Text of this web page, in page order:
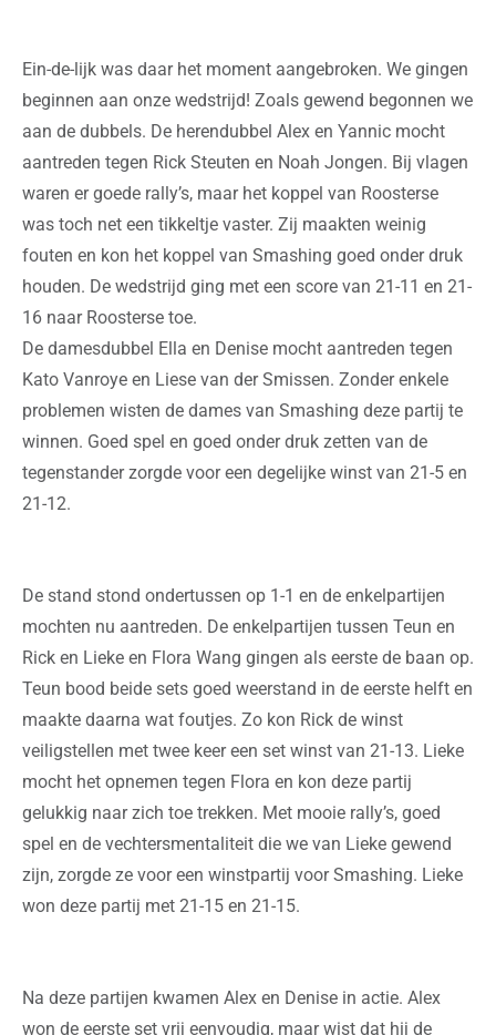
Ein-de-lijk was daar het moment aangebroken. We gingen
beginnen aan onze wedstrijd! Zoals gewend begonnen we
aan de dubbels. De herendubbel Alex en Yannic mocht
aantreden tegen Rick Steuten en Noah Jongen. Bij vlagen
waren er goede rally’s, maar het koppel van Roosterse
was toch net een tikkeltje vaster. Zij maakten weinig
fouten en kon het koppel van Smashing goed onder druk
houden. De wedstrijd ging met een score van 21-11 en 21-
16 naar Roosterse toe.
De damesdubbel Ella en Denise mocht aantreden tegen
Kato Vanroye en Liese van der Smissen. Zonder enkele
problemen wisten de dames van Smashing deze partij te
winnen. Goed spel en goed onder druk zetten van de
tegenstander zorgde voor een degelijke winst van 21-5 en
21-12.
De stand stond ondertussen op 1-1 en de enkelpartijen
mochten nu aantreden. De enkelpartijen tussen Teun en
Rick en Lieke en Flora Wang gingen als eerste de baan op.
Teun bood beide sets goed weerstand in de eerste helft en
maakte daarna wat foutjes. Zo kon Rick de winst
veiligstellen met twee keer een set winst van 21-13. Lieke
mocht het opnemen tegen Flora en kon deze partij
gelukkig naar zich toe trekken. Met mooie rally’s, goed
spel en de vechtersmentaliteit die we van Lieke gewend
zijn, zorgde ze voor een winstpartij voor Smashing. Lieke
won deze partij met 21-15 en 21-15.
Na deze partijen kwamen Alex en Denise in actie. Alex
won de eerste set vrij eenvoudig, maar wist dat hij de